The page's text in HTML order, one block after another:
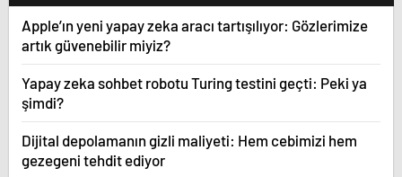
Apple’ın yeni yapay zeka aracı tartışılıyor: Gözlerimize
artık güvenebilir miyiz?
Yapay zeka sohbet robotu Turing testini geçti: Peki ya
şimdi?
Dijital depolamanın gizli maliyeti: Hem cebimizi hem
gezegeni tehdit ediyor